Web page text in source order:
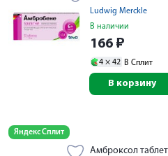
Ludwig Merckle
В наличии
166 ₽
4 × 42 В Сплит
В корзину
Яндекс Сплит
Амброксол